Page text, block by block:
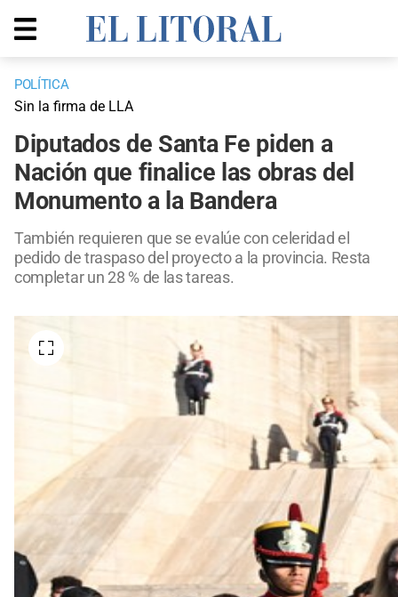
POLÍTICA
Sin la firma de LLA
Diputados de Santa Fe piden a
Nación que finalice las obras del
Monumento a la Bandera
También requieren que se evalúe con celeridad el
pedido de traspaso del proyecto a la provincia. Resta
completar un 28 % de las tareas.